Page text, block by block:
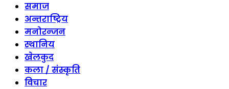
समाज
अन्तराष्ट्रिय
मनोरन्जन
स्थानिय
खेलकुद
कला / संस्कृति
विचार